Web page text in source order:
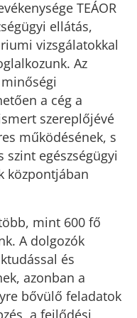
TEÁOR
ellátás,
vizsgálatokkal
Az
a cég a
szereplőjévé
működésének, s
egészségügyi
központjában
mint 600 fő
A dolgozók
és
azonban a
bővülő feladatok
a fejlődési